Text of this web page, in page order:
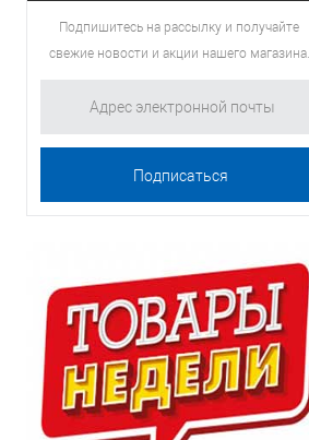
Подпишитесь на рассылку и получайте
свежие новости и акции нашего магазина.